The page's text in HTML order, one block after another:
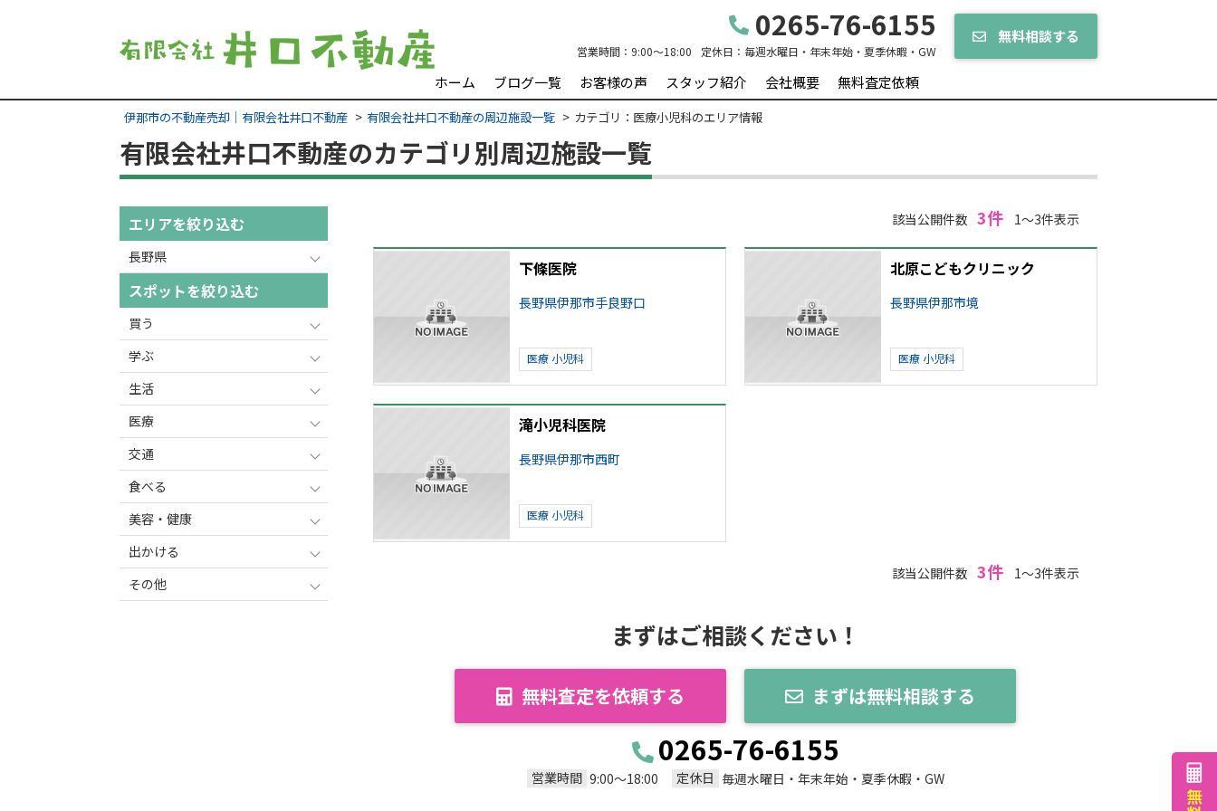
0265-76-6155
営業時間： 9:00～18:00 定休日： 毎週水曜日・年末年始・夏季休暇・GW
無料相談する
ホーム ブログ一覧 お客様の声 スタッフ紹介 会社概要 無料査定依頼
伊那市の不動産売却｜有限会社井口不動産 有限会社井口不動産の周辺施設一覧 カテゴリ：医療小児科のエリア情報
有限会社井口不動産のカテゴリ別周辺施設一覧
該当公開件数 3件 1～3件表示
下條医院
長野県伊那市手良野口
医療 小児科
北原こどもクリニック
長野県伊那市境
医療 小児科
滝小児科医院
長野県伊那市西町
医療 小児科
該当公開件数 3件 1～3件表示
まずはご相談ください！
無料査定を依頼する まずは無料相談する
0265-76-6155
営業時間 9:00～18:00 定休日 毎週水曜日・年末年始・夏季休暇・GW
エリアを絞り込む
長野県
スポットを絞り込む
買う
学ぶ
生活
医療
交通
食べる
美容・健康
出かける
その他